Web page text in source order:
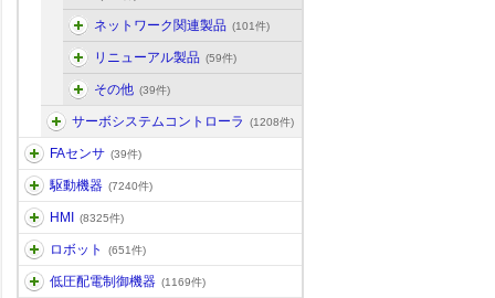
ネットワーク関連製品 (101件)
リニューアル製品 (59件)
その他 (39件)
サーボシステムコントローラ (1208件)
FAセンサ (39件)
駆動機器 (7240件)
HMI (8325件)
ロボット (651件)
低圧配電制御機器 (1169件)